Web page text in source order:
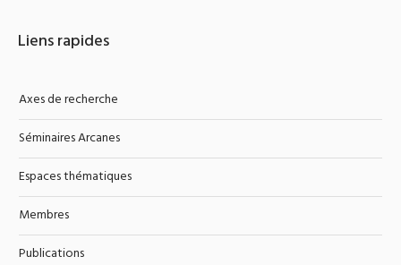
Liens rapides
Axes de recherche
Séminaires Arcanes
Espaces thématiques
Membres
Publications